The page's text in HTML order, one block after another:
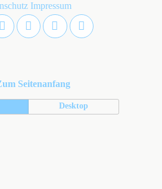
Impressum
Seitenanfang
Desktop